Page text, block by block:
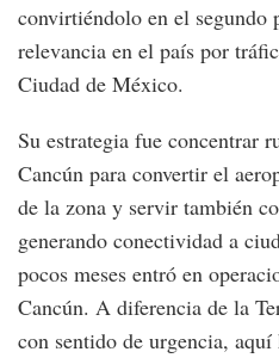
convirtiéndolo en el segundo
relevancia en el país por
Ciudad de México.
Su estrategia fue concentrar
Cancún para convertir el
de la zona y servir también
generando conectividad a
pocos meses entró en
Cancún. A diferencia de la
con sentido de urgencia,